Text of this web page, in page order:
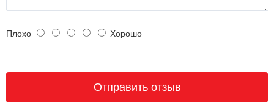
Плохо Хорошо